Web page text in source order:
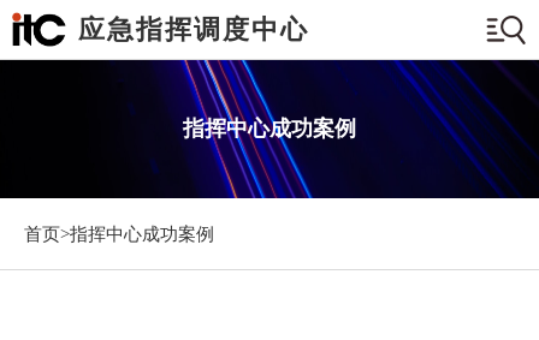
应急指挥调度中心
指挥中心成功案例
首页>指挥中心成功案例